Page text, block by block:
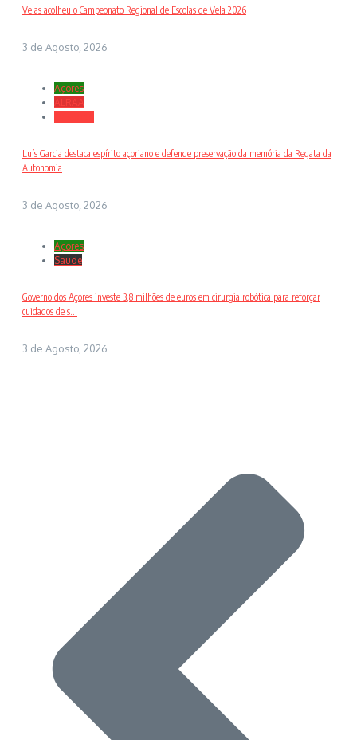
Velas acolheu o Campeonato Regional de Escolas de Vela 2026
3 de Agosto, 2026
Açores
ALRAA
Luís Garcia destaca espírito açoriano e defende preservação da memória da Regata da
Autonomia
3 de Agosto, 2026
Açores
Saude
Governo dos Açores investe 3,8 milhões de euros em cirurgia robótica para reforçar
cuidados de s...
3 de Agosto, 2026